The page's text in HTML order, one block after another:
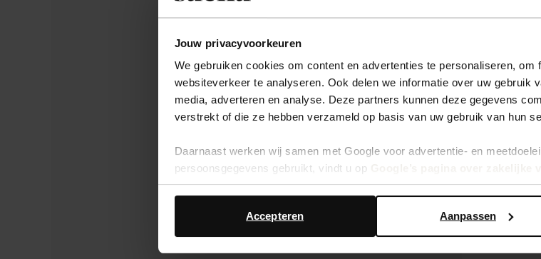
Jouw privacyvoorkeuren
We gebruiken cookies om content en advertenties te personaliseren,
websiteverkeer te analyseren. Ook delen we informatie over uw gebruik
media, adverteren en analyse. Deze partners kunnen deze gegevens
verstrekt of die ze hebben verzameld op basis van uw gebruik van hun
Daarnaast werken wij samen met Google voor advertentie- en
persoonsgegevens gebruikt, vindt u op
Aanpassen
Accepteren